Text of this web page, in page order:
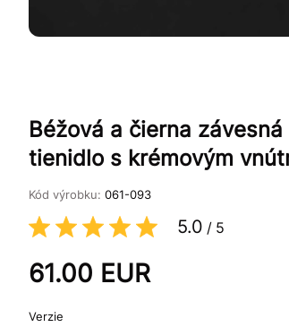
Béžová a čierna
tienidlo s krémovým
Kód výrobku: 061-093
5.0 / 5
61.00 EUR
Verzie